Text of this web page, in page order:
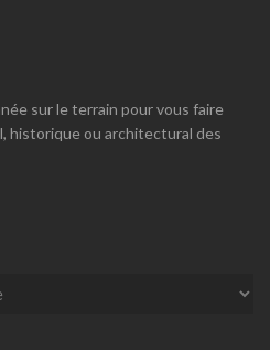
sur le terrain pour vous faire
historique ou architectural des